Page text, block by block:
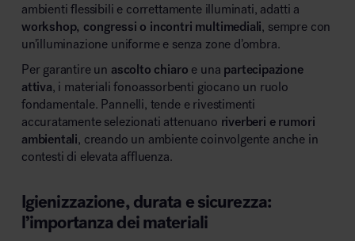
ambienti flessibili e correttamente illuminati, adatti a
workshop, congressi o incontri multimediali, sempre con
un’illuminazione uniforme e senza zone d’ombra.
Per garantire un ascolto chiaro e una partecipazione
attiva, i materiali fonoassorbenti giocano un ruolo
fondamentale. Pannelli, tende e rivestimenti
accuratamente selezionati attenuano riverberi e rumori
ambientali, creando un ambiente coinvolgente anche in
contesti di elevata affluenza.
Igienizzazione, durata e sicurezza:
l’importanza dei materiali